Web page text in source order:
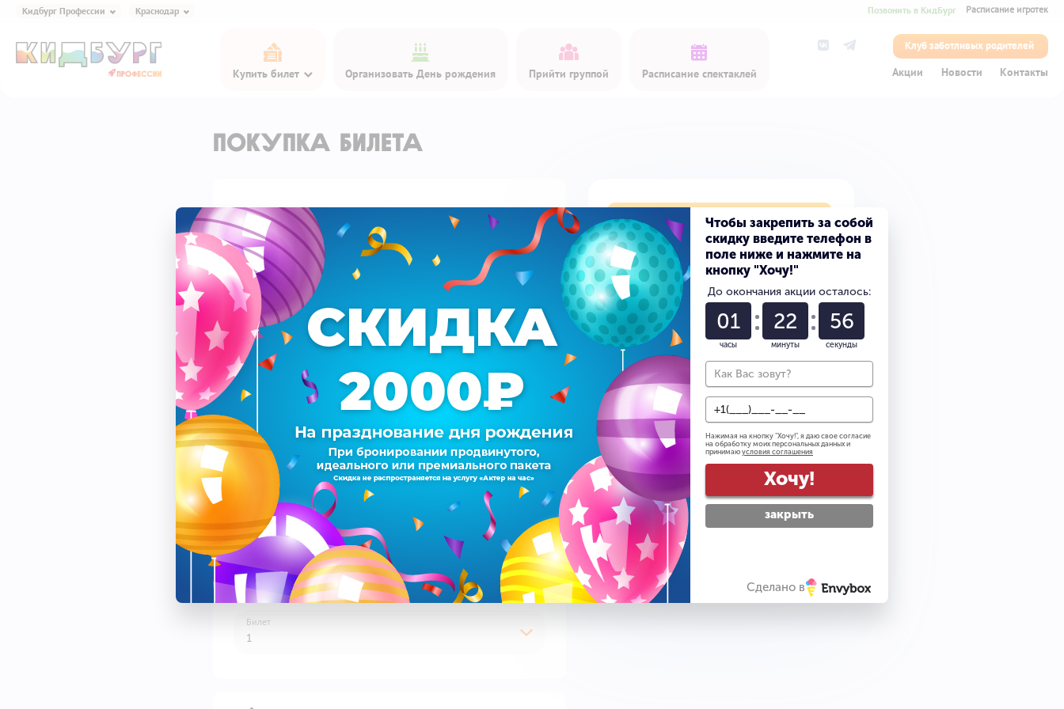
Кидбург Профессии
Кидбург Игра и Еда
Кидбург Профессии
Краснодар Позвонить в КидБург Расписание игротек
Купить билет Организовать День рождения Прийти группой Расписание спектаклей
Клуб заботливых родителей
Акции Новости Контакты
Покупка билета
Спектакль
Площадка
1
Билет
Купить билет на сказку
Детский билет
Доп. услуги 0
Скидка
Итого 0
Подписаться на e-mail рассылку
Согласен на обработку персональных данных
Ознакомился с правилами посещения
Чтобы закрепить за собой
скидку введите телефон в
поле ниже и нажмите на
кнопку "Хочу!"
До окончания акции осталось:
01
часы
22
минуты
56
секунды
Нажимая на кнопку "Хочу!", я даю свое согласие
на обработку моих персональных данных и
принимаю условия соглашения
Хочу!
закрыть
Сделано в